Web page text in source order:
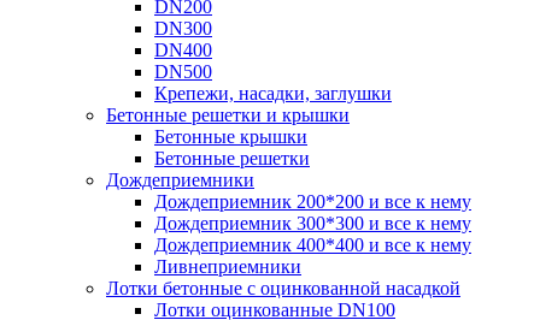
DN200
DN300
DN400
DN500
Крепежи, насадки, заглушки
Бетонные решетки и крышки
Бетонные крышки
Бетонные решетки
Дождеприемники
Дождеприемник 200*200 и все к нему
Дождеприемник 300*300 и все к нему
Дождеприемник 400*400 и все к нему
Ливнеприемники
Лотки бетонные с оцинкованной насадкой
Лотки оцинкованные DN100